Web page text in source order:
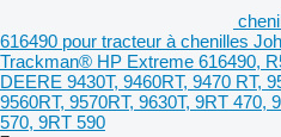
616490 pour tracteur à chenilles
Trackman® HP Extreme 616490,
DEERE 9430T, 9460RT, 9470 RT,
9560RT, 9570RT, 9630T, 9RT 470,
570, 9RT 590